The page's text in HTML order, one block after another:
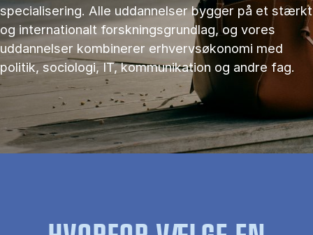
specialisering. Alle uddannelser bygger på et stærkt
og internationalt forskningsgrundlag, og vores
uddannelser kombinerer erhvervsøkonomi med
politik, sociologi, IT, kommunikation og andre fag.